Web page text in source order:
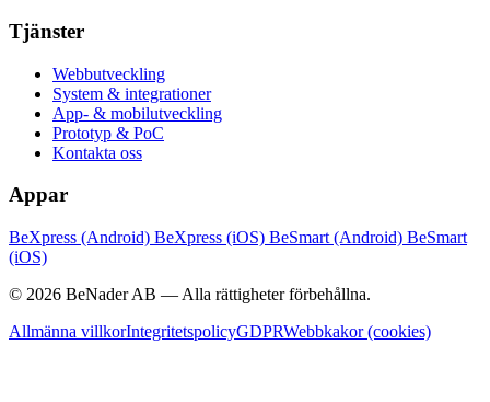
Tjänster
Webbutveckling
System & integrationer
App- & mobilutveckling
Prototyp & PoC
Kontakta oss
Appar
BeXpress (Android) BeXpress (iOS) BeSmart (Android) BeSmart
(iOS)
© 2026 BeNader AB — Alla rättigheter förbehållna.
Allmänna villkorIntegritetspolicyGDPRWebbkakor (cookies)